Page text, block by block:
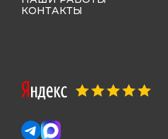
КОНТАКТЫ